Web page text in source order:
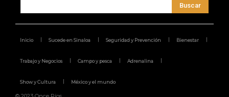
Buscar
Inicio Sucede en Sinaloa Seguridad y Prevención Bienestar
Trabajo y Negocios Campo y pesca Adrenalina
Show y Cultura México y el mundo